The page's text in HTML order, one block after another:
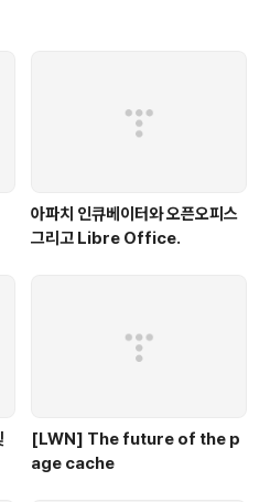
의 Sun 인수 로 인해 MySQL 의
있었는데, 이번 ..
아파치 인큐베이터와 오픈오피스
그리고 Libre Office.
[LWN] The future of the p
age cache